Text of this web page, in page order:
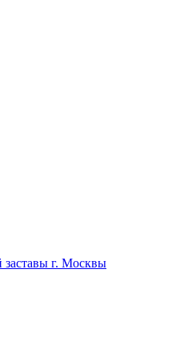
г. Москвы